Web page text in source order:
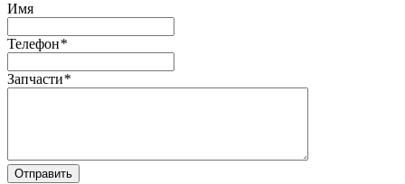
Имя
Телефон*
Запчасти*